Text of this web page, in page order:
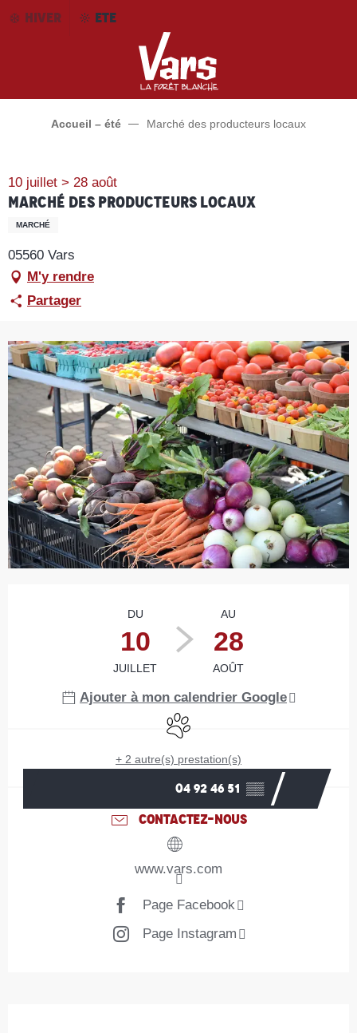
AllerHIVER ETE
Accueil – été Marché des producteurs locaux
10 juillet > 28 août
Marché des producteurs locaux
MARCHÉ
05560 Vars
M'y rendre
Partager
DU
10
JUILLET
AU
28
AOÛT
Ajouter à mon calendrier Google
Animaux acceptés
+ 2 autre(s) prestation(s)
04 92 46 51 ▒▒
CONTACTEZ-NOUS
www.vars.com
Page Facebook
Page Instagram